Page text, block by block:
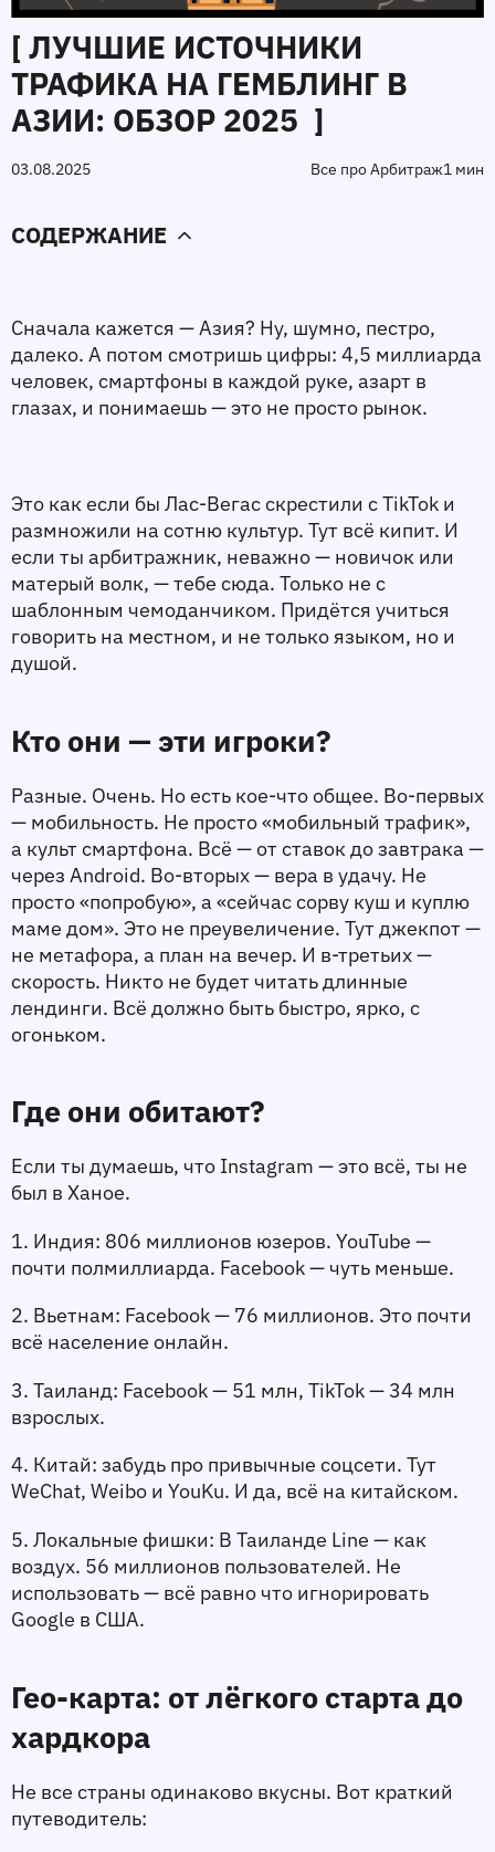
[ ЛУЧШИЕ ИСТОЧНИКИ
ТРАФИКА НА ГЕМБЛИНГ В
АЗИИ: ОБЗОР 2025 ]
03.08.2025 Все про Арбитраж1 мин
СОДЕРЖАНИЕ
Сначала кажется — Азия? Ну, шумно, пестро,
далеко. А потом смотришь цифры: 4,5 миллиарда
человек, смартфоны в каждой руке, азарт в
глазах, и понимаешь — это не просто рынок.
Это как если бы Лас-Вегас скрестили с TikTok и
размножили на сотню культур. Тут всё кипит. И
если ты арбитражник, неважно — новичок или
матерый волк, — тебе сюда. Только не с
шаблонным чемоданчиком. Придётся учиться
говорить на местном, и не только языком, но и
душой.
Кто они — эти игроки?
Разные. Очень. Но есть кое-что общее. Во-первых
— мобильность. Не просто «мобильный трафик»,
а культ смартфона. Всё — от ставок до завтрака —
через Android. Во-вторых — вера в удачу. Не
просто «попробую», а «сейчас сорву куш и куплю
маме дом». Это не преувеличение. Тут джекпот —
не метафора, а план на вечер. И в-третьих —
скорость. Никто не будет читать длинные
лендинги. Всё должно быть быстро, ярко, с
огоньком.
Где они обитают?
Если ты думаешь, что Instagram — это всё, ты не
был в Ханое.
1. Индия: 806 миллионов юзеров. YouTube —
почти полмиллиарда. Facebook — чуть меньше.
2. Вьетнам: Facebook — 76 миллионов. Это почти
всё население онлайн.
3. Таиланд: Facebook — 51 млн, TikTok — 34 млн
взрослых.
4. Китай: забудь про привычные соцсети. Тут
WeChat, Weibo и YouKu. И да, всё на китайском.
5. Локальные фишки: В Таиланде Line — как
воздух. 56 миллионов пользователей. Не
использовать — всё равно что игнорировать
Google в США.
Гео-карта: от лёгкого старта до
хардкора
Не все страны одинаково вкусны. Вот краткий
путеводитель: